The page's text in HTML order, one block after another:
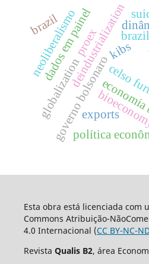
governo bolsonaro
deindustrialization
globalization
dados em painel
política
neoliberalismo
celso
brazil
exports
proex kibs
Esta obra está licenciada com
Commons Atribuição-
4.0 Internacional (CC BY-NC-
Revista Qualis B2, área